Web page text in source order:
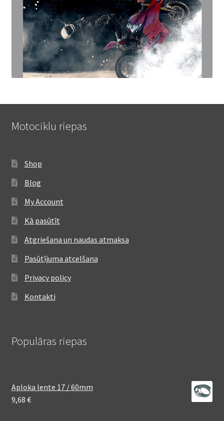
Motociklu riepas
Shop
Blog
My Account
Kā pasūtīt
Atgriešana un naudas atmaksa
Pasūtījuma atcelšana
Privacy policy
Kontakti
Populāras riepas
Aploka lente 17 / 60mm
9,68 €